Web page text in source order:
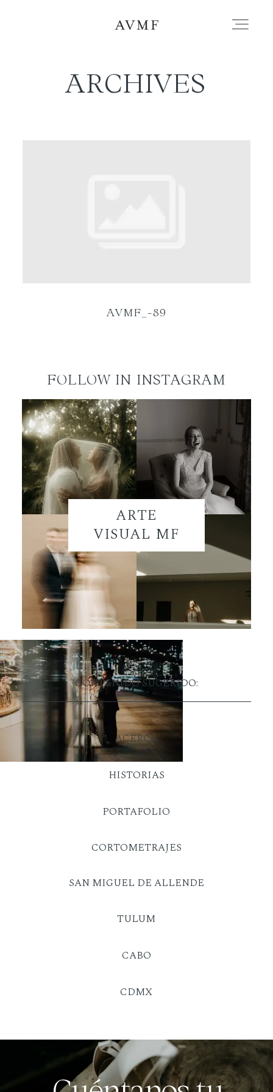
PORTAFOLIO
ARCHIVES
AVMF_-89
FOLLOW IN INSTAGRAM
ARTE
VISUAL MF
CONTENIDO SUGERIDO:
ACERCA
SAN MIGUEL DE ALLENDE
HISTORIAS
TULUM
PORTAFOLIO
CABO
CDMX
CORTOMETRAJES